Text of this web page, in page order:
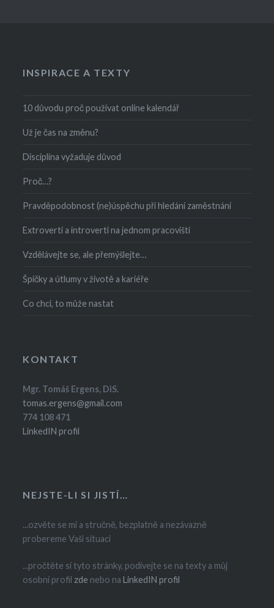
INSPIRACE A TEXTY
10 důvodu proč používat online kalendář
Už je čas na změnu?
Disciplína vyžaduje důvod
Proč…?
Pravděpodobnost (ne)úspěchu při hledání zaměstnání
Extroverti a introverti na jednom pracovišti
Vzdělávejte se, ale přemýšlejte…
Špičky a útlumy v životě a kariéře
Co chci, to může nastat
KONTAKT
Mgr. Tomáš Ergens, DiS.
tomas.ergens@gmail.com
774 108 471
LinkedIN profil
NEJSTE-LI SI JISTÍ…
...ozvěte se mi a stručně, bezplatně a nezávazně
probereme Vaši situaci
...pročtěte si tyto stránky, podívejte se na texty a můj
osobní profil zde nebo naLinkedIN profil